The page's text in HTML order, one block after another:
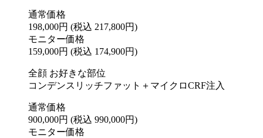
通常価格
198,000円 (税込 217,800円)
モニター価格
159,000円 (税込 174,900円)
全顔 お好きな部位
コンデンスリッチファット＋マイクロCRF注入
通常価格
900,000円 (税込 990,000円)
モニター価格